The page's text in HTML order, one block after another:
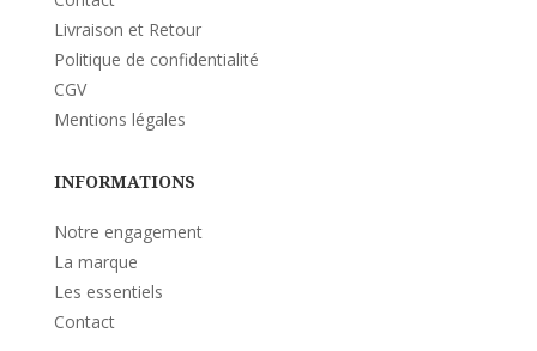
Livraison et Retour
Politique de confidentialité
CGV
Mentions légales
INFORMATIONS
Notre engagement
La marque
Les essentiels
Contact